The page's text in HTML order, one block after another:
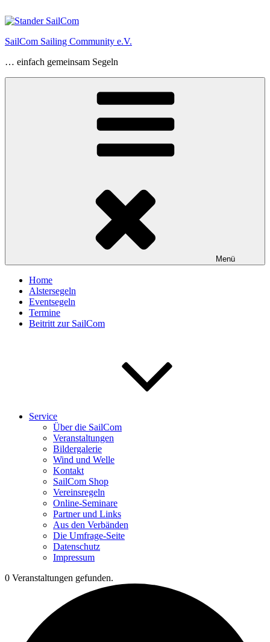
Inhalt
SailCom Sailing Community e.V.
… einfach gemeinsam Segeln
Menü
Home
Alstersegeln
Eventsegeln
Termine
Beitritt zur SailCom
Service
Über die SailCom
Veranstaltungen
Bildergalerie
Wind und Welle
Kontakt
SailCom Shop
Vereinsregeln
Online-Seminare
Partner und Links
Aus den Verbänden
Die Umfrage-Seite
Datenschutz
Impressum
0 Veranstaltungen gefunden.